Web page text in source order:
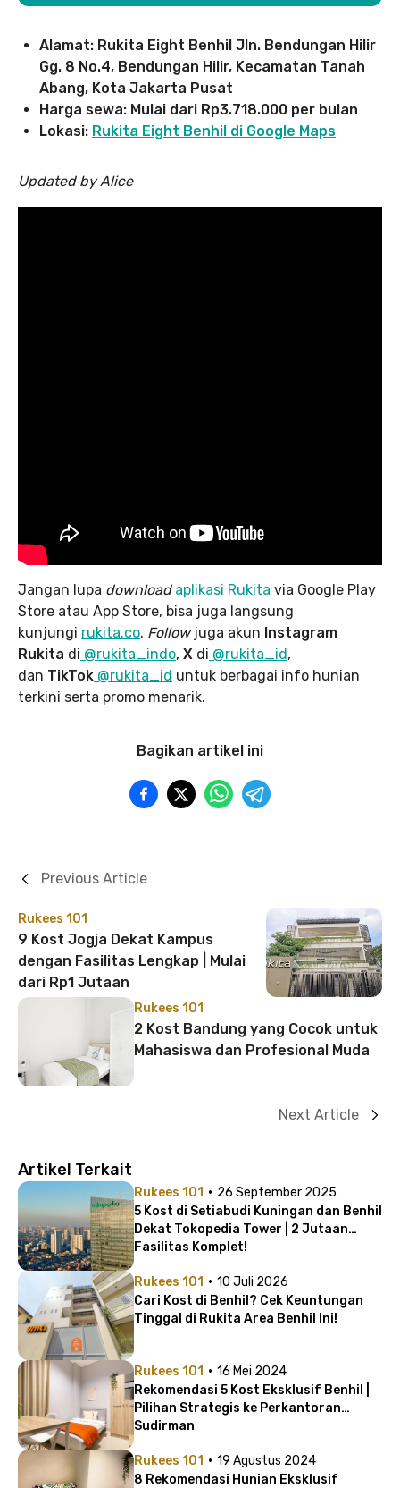
Alamat: Rukita Eight Benhil Jln. Bendungan Hilir
Gg. 8 No.4, Bendungan Hilir, Kecamatan Tanah
Abang, Kota Jakarta Pusat
Harga sewa: Mulai dari Rp3.718.000 per bulan
Lokasi: Rukita Eight Benhil di Google Maps
Updated by Alice
Jangan lupa download aplikasi Rukita via Google Play
Store atau App Store, bisa juga langsung
kunjungi rukita.co. Followjuga akun Instagram
Rukita di @rukita_indo, X di @rukita_id,
dan TikTok @rukita_id untuk berbagai info hunian
terkini serta promo menarik.
Bagikan artikel ini
Rukees 101
9 Kost Jogja Dekat Kampus
dengan Fasilitas Lengkap | Mulai
dari Rp1 Jutaan
Previous Article
Rukees 101
2 Kost Bandung yang Cocok untuk
Mahasiswa dan Profesional Muda
Next Article
Artikel Terkait
Rukees 101 · 26 September 2025
5 Kost di Setiabudi Kuningan dan Benhil
Dekat Tokopedia Tower | 2 Jutaan
Fasilitas Komplet!
Rukees 101 · 10 Juli 2026
Cari Kost di Benhil? Cek Keuntungan
Tinggal di Rukita Area Benhil Ini!
Rukees 101 · 16 Mei 2024
Rekomendasi 5 Kost Eksklusif Benhil |
Pilihan Strategis ke Perkantoran
Sudirman
Rukees 101 · 19 Agustus 2024
8 Rekomendasi Hunian Eksklusif